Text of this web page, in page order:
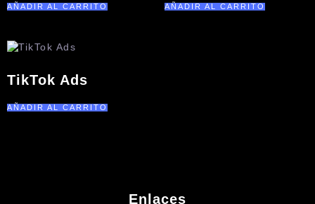
AÑADIR AL CARRITO AÑADIR AL CARRITO
TikTok Ads
AÑADIR AL CARRITO
Enlaces